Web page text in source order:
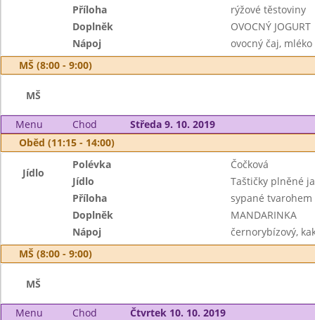
Příloha
rýžové těstoviny
Doplněk
OVOCNÝ JOGURT
Nápoj
ovocný čaj, mléko
MŠ (8:00 - 9:00)
MŠ
Menu Chod
Středa 9. 10. 2019
Oběd (11:15 - 14:00)
Jídlo
Polévka
Čočková
Jídlo
Taštičky plněné
Příloha
sypané tvarohem
Doplněk
MANDARINKA
Nápoj
černorybízový,
MŠ (8:00 - 9:00)
MŠ
Menu Chod
Čtvrtek 10. 10. 2019